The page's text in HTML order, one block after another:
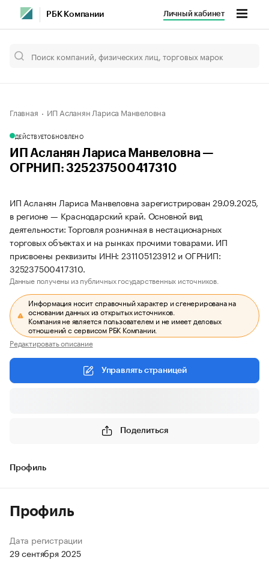
РБК Компании Личный кабинет
Главная ИП Асланян Лариса Манвеловна
ДЕЙСТВУЕТОБНОВЛЕНО
ИП Асланян Лариса Манвеловна —
ОГРНИП: 325237500417310
ИП Асланян Лариса Манвеловна зарегистрирован 29.09.2025,
в регионе — Краснодарский край. Основной вид
деятельности: Торговля розничная в нестационарных
торговых объектах и на рынках прочими товарами. ИП
присвоены реквизиты ИНН: 231105123912 и ОГРНИП:
325237500417310.
Данные получены из публичных государственных источников.
Информация носит справочный характер и сгенерирована на
основании данных из открытых источников.
Компания не является пользователем и не имеет деловых
отношений с сервисом РБК Компании.
Редактировать описание
Управлять страницей
Поделиться
Профиль
Профиль
Дата регистрации
29 сентября 2025